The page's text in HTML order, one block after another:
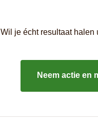
Wil je écht resultaat halen
Neem actie en